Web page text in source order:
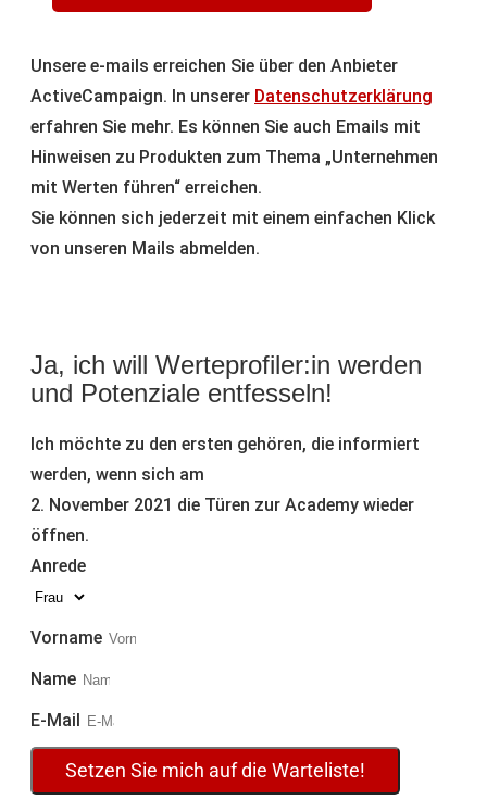
Unsere e-mails erreichen Sie über den Anbieter
ActiveCampaign. In unserer Datenschutzerklärung
erfahren Sie mehr. Es können Sie auch Emails mit
Hinweisen zu Produkten zum Thema „Unternehmen
mit Werten führen“ erreichen.
Sie können sich jederzeit mit einem einfachen Klick
von unseren Mails abmelden.
Ja, ich will Werteprofiler:in werden
und Potenziale entfesseln!
Ich möchte zu den ersten gehören, die informiert
werden, wenn sich am
2. November 2021 die Türen zur Academy wieder
öffnen.
Anrede
Vorname
Name
E-Mail
Setzen Sie mich auf die Warteliste!